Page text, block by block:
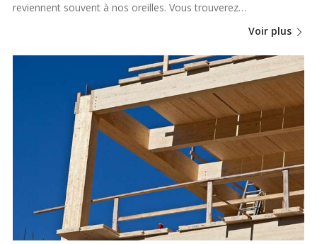
reviennent souvent à nos oreilles. Vous trouverez…
Voir plus